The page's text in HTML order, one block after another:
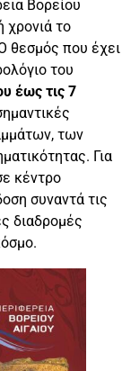
Βορείου
χρονιά το
θεσμός που έχει
του
έως τις 7
των
Για
κέντρο
συναντά τις
διαδρομές